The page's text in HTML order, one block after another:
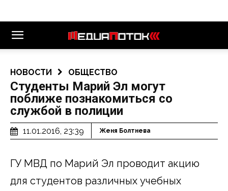
НОВОСТИ ОБЩЕСТВО
Студенты Марий Эл могут
поближе познакомиться со
службой в полиции
11.01.2016, 23:39 Женя Болтнева
ГУ МВД по Марий Эл проводит акцию
для студентов различных учебных